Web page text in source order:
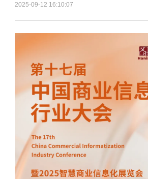
2025-09-12 16:10:07